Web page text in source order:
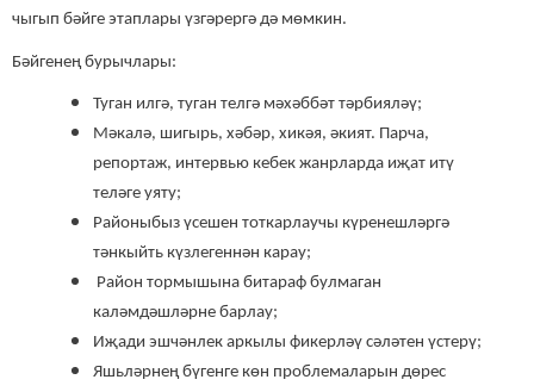
чыгып бәйге этаплары үзгәрергә дә мөмкин.
Бәйгенең бурычлары:
Туган илгә, туган телгә мәхәббәт тәрбияләү;
Мәкалә, шигырь, хәбәр, хикәя, әкият. Парча,
репортаж, интервью кебек жанрларда иҗат итү
теләге уяту;
Районыбыз үсешен тоткарлаучы күренешләргә
тәнкыйть күзлегеннән карау;
Район тормышына битараф булмаган
каләмдәшләрне барлау;
Иҗади эшчәнлек аркылы фикерләү сәләтен үстерү;
Яшьләрнең бүгенге көн проблемаларын дөрес